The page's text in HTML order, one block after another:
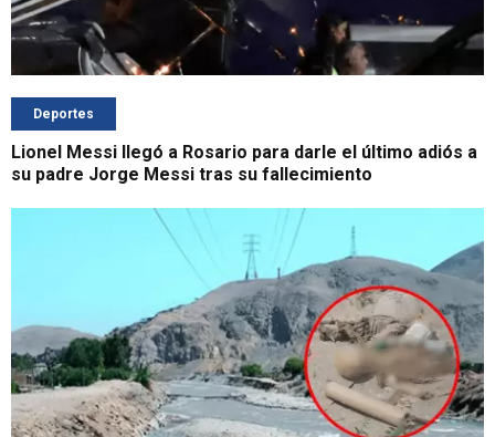
Deportes
Lionel Messi llegó a Rosario para darle el último adiós a
su padre Jorge Messi tras su fallecimiento